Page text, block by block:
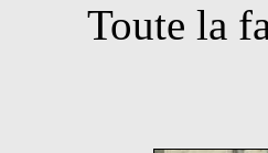
Toute la